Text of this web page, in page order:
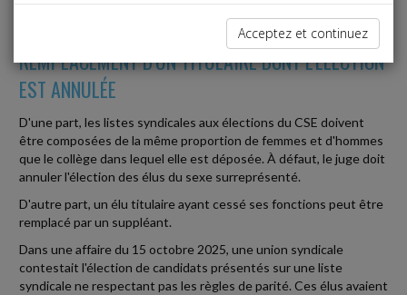
PARITÉ AUX ÉLECTIONS DU CSE : PAS DE
REMPLACEMENT D'UN TITULAIRE DONT L'ÉLECTION
EST ANNULÉE
D'une part, les listes syndicales aux élections du CSE doivent
être composées de la même proportion de femmes et d'hommes
que le collège dans lequel elle est déposée. À défaut, le juge doit
annuler l'élection des élus du sexe surreprésenté.
D'autre part, un élu titulaire ayant cessé ses fonctions peut être
remplacé par un suppléant.
Dans une affaire du 15 octobre 2025, une union syndicale
contestait l'élection de candidats présentés sur une liste
syndicale ne respectant pas les règles de parité. Ces élus avaient
Acceptez et continuez